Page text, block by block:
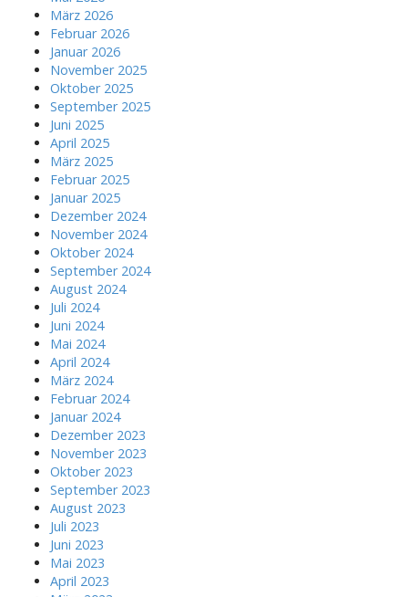
März 2026
Februar 2026
Januar 2026
November 2025
Oktober 2025
September 2025
Juni 2025
April 2025
März 2025
Februar 2025
Januar 2025
Dezember 2024
November 2024
Oktober 2024
September 2024
August 2024
Juli 2024
Juni 2024
Mai 2024
April 2024
März 2024
Februar 2024
Januar 2024
Dezember 2023
November 2023
Oktober 2023
September 2023
August 2023
Juli 2023
Juni 2023
Mai 2023
April 2023